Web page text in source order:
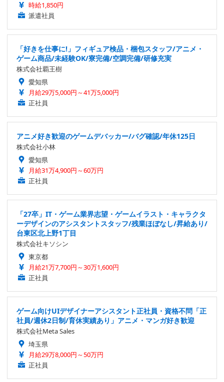
時給1,850円
派遣社員
「好きを仕事に!」フィギュア検品・梱包スタッフ/アニメ・
ゲーム商品/未経験OK/寮完備/空調完備/研修充実
株式会社覇王樹
愛知県
月給29万5,000円～41万5,000円
正社員
アニメ好き歓迎のゲームデバッカー/バグ確認/年休125日
株式会社小林
愛知県
月給31万4,900円～60万円
正社員
「27卒」IT・ゲーム業界志望・ゲームイラスト・キャラクタ
ーデザインのアシスタントスタッフ/残業ほぼなし/昇給あり/
台東区北上野1丁目
株式会社キソシン
東京都
月給21万7,700円～30万1,600円
正社員
ゲーム向けUIデザイナーアシスタント正社員・資格不問「正
社員/週休2日制/育休実績あり」アニメ・マンガ好き歓迎
株式会社Meta Sales
埼玉県
月給29万8,000円～50万円
正社員